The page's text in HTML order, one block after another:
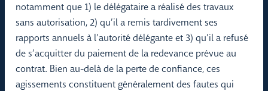
notamment que 1) le délégataire a réalisé des travaux
sans autorisation, 2) qu’il a remis tardivement ses
rapports annuels à l’autorité délégante et 3) qu’il a refusé
de s’acquitter du paiement de la redevance prévue au
contrat. Bien au-delà de la perte de confiance, ces
agissements constituent généralement des fautes qui